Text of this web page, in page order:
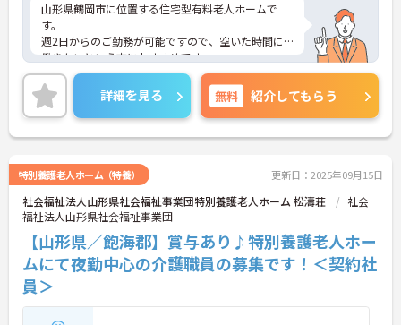
山形県鶴岡市に位置する住宅型有料老人ホームで
す。
週2日からのご勤務が可能ですので、空いた時間に
働きたいという方におすすめです。
昇給や賞与制度があり頑張りが評価されてしっかり
と職員に還元されます。
ご興味のある方には、面接対策ポイントなど、さら
に詳細をお話しいたしますのでお気軽にご相談くだ
さい！
詳細を見る 無料 紹介してもらう
特別養護老人ホーム（特養） 更新日：2025年09月15日
社会福祉法人山形県社会福祉事業団特別養護老人ホーム 松濤荘
社会
福祉法人山形県社会福祉事業団
【山形県／飽海郡】賞与あり♪特別養護老人ホー
ムにて夜勤中心の介護職員の募集です！＜契約社
員＞